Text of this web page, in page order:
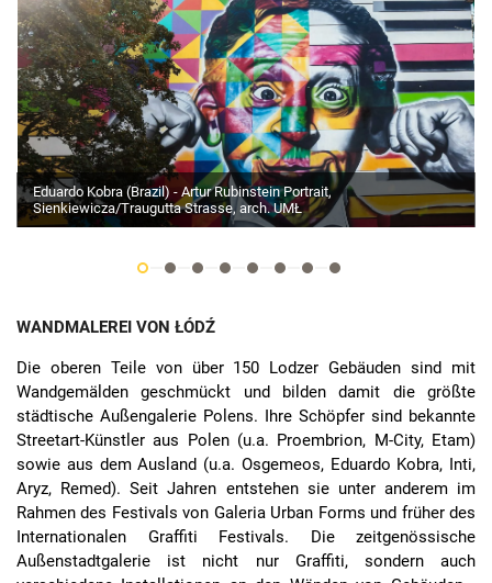
Eduardo Kobra (Brazil) - Artur Rubinstein Portrait,
Sienkiewicza/Traugutta Strasse, arch. UMŁ
WANDMALEREI VON ŁÓDŹ
Die oberen Teile von über 150 Lodzer Gebäuden sind mit
Wandgemälden geschmückt und bilden damit die größte
städtische Außengalerie Polens. Ihre Schöpfer sind bekannte
Streetart-Künstler aus Polen (u.a. Proembrion, M-City, Etam)
sowie aus dem Ausland (u.a. Osgemeos, Eduardo Kobra, Inti,
Aryz, Remed). Seit Jahren entstehen sie unter anderem im
Rahmen des Festivals von Galeria Urban Forms und früher des
Internationalen Graffiti Festivals. Die zeitgenössische
Außenstadtgalerie ist nicht nur Graffiti, sondern auch